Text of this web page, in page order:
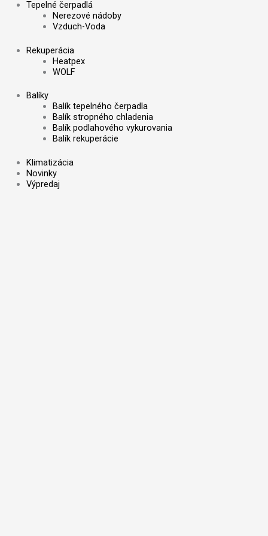
Tepelné čerpadlá
Nerezové nádoby
Vzduch-Voda
Rekuperácia
Heatpex
WOLF
Balíky
Balík tepelného čerpadla
Balík stropného chladenia
Balík podlahového vykurovania
Balík rekuperácie
Klimatizácia
Novinky
Výpredaj